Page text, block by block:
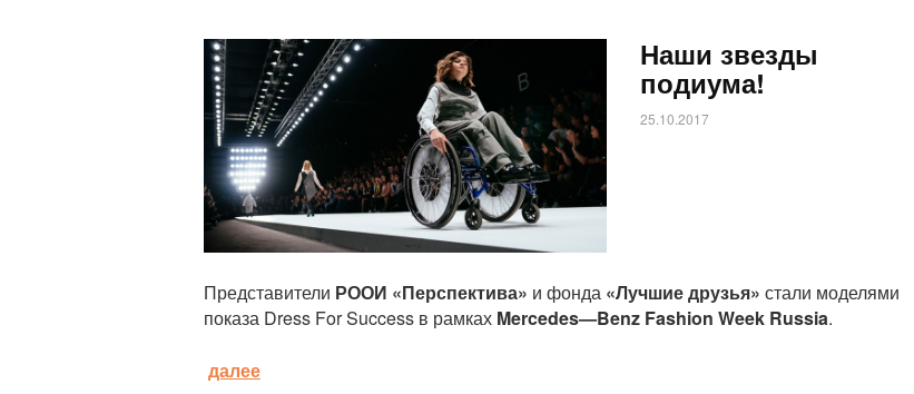
Статья Наши звезды
подиума!
25.10.2017
Представители РООИ «Перспектива» и фонда «Лучшие друзья» стали моделями
показа Dress For Success в рамках Mercedes—Benz Fashion Week Russia.
далее